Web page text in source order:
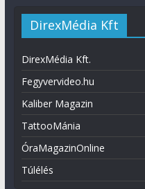
DirexMédia Kft
DirexMédia Kft.
Fegyvervideo.hu
Kaliber Magazin
TattooMánia
ÓraMagazinOnline
Túlélés